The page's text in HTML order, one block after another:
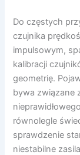
Do częstych
czujnika
impulsowym,
kalibracji
geometrię.
bywa związane
równolegle
sprawdzenie
niestabilne